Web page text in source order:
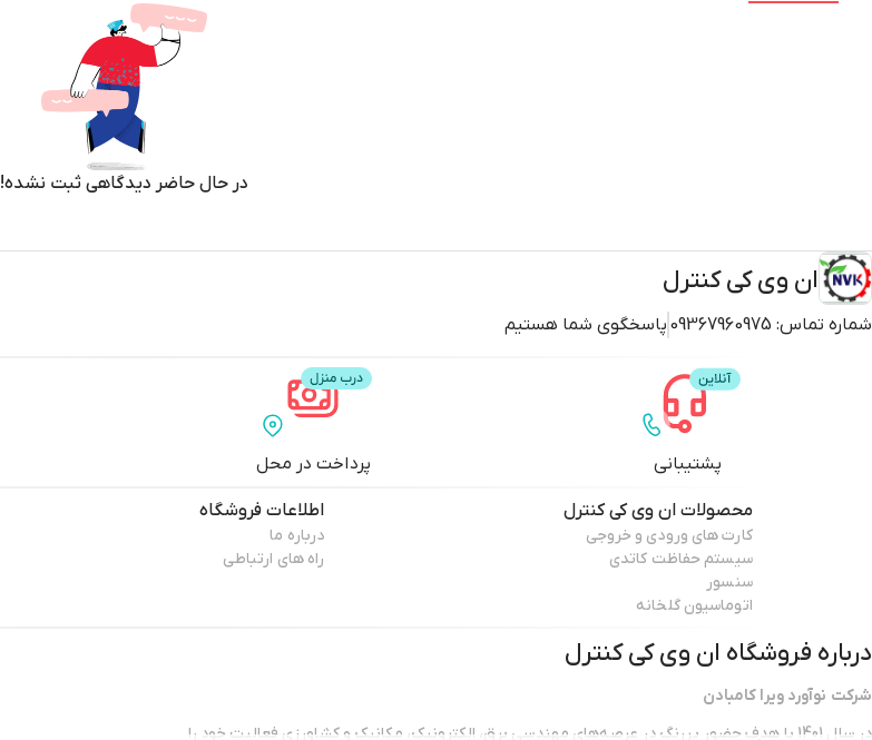
در حال حاضر دیدگاهی ثبت نشده!
ان وی کی کنترل
شماره تماس: 09367960975 پاسخگوی شما هستیم
پشتیبانی پرداخت در محل
محصولاتان وی کی کنترل
کارت های ورودی و خروجی
سیستم حفاظت کاتدی
سنسور
اتوماسیون گلخانه
اطلاعات فروشگاه
درباره ما
راه های ارتباطی
درباره فروشگاه ان وی کی کنترل
شرکت نوآورد ویرا کامبادن
در سال 1401 با هدف حضور پررنگ در عرصه‌های مهندسی برق، الکترونیک، مکانیک و کشاورزی فعالیت خود را